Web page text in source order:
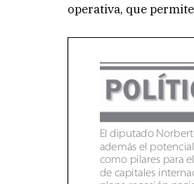
operativa, que